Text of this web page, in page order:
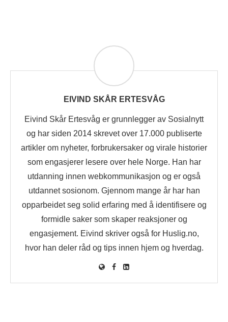
EIVIND SKÅR ERTESVÅG
Eivind Skår Ertesvåg er grunnlegger av Sosialnytt
og har siden 2014 skrevet over 17.000 publiserte
artikler om nyheter, forbrukersaker og virale historier
som engasjerer lesere over hele Norge. Han har
utdanning innen webkommunikasjon og er også
utdannet sosionom. Gjennom mange år har han
opparbeidet seg solid erfaring med å identifisere og
formidle saker som skaper reaksjoner og
engasjement. Eivind skriver også for Huslig.no,
hvor han deler råd og tips innen hjem og hverdag.